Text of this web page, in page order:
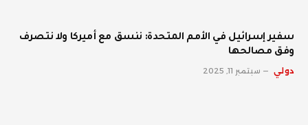
سفير إسرائيل في الأمم المتحدة: ننسق مع أميركا ولا نتصرف
وفق مصالحها
دولي سبتمبر 11, 2025